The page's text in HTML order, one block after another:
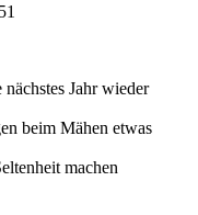
Jahr wieder
beim Mähen etwas
machen